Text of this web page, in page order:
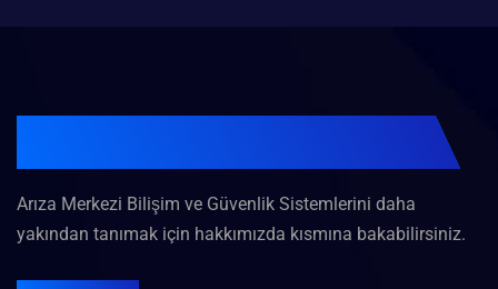
Arıza Merkezi Bilişim ve Güvenlik Sistemlerini daha
yakından tanımak için hakkımızda kısmına bakabilirsiniz.